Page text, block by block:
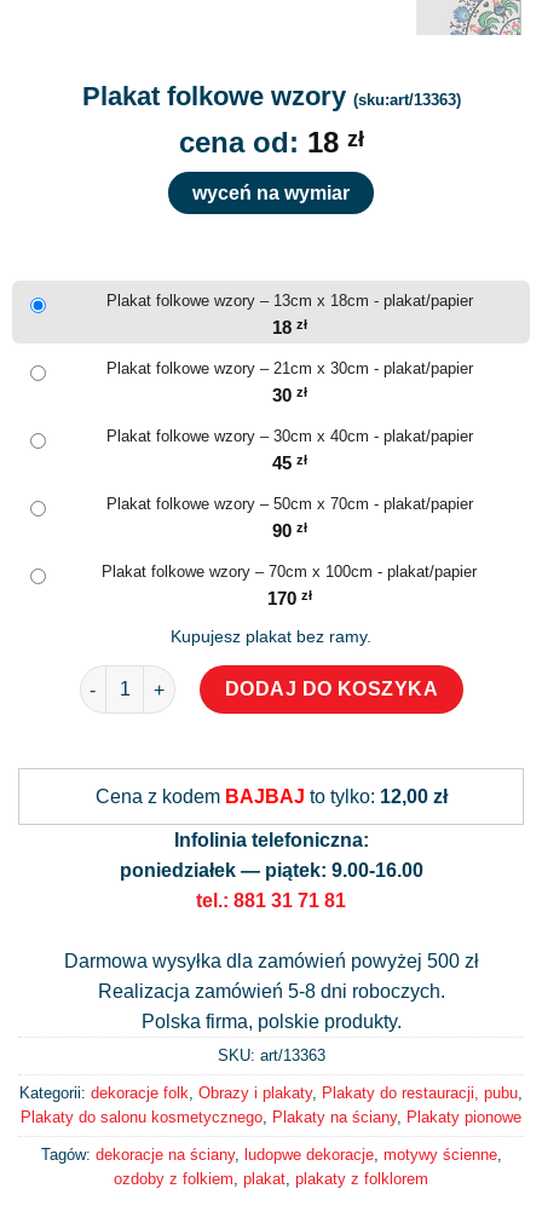
Plakat folkowe wzory (sku:art/13363)
cena od: 18 zł
wyceń na wymiar
Plakat folkowe wzory – 13cm x 18cm - plakat/papier
18 zł
Plakat folkowe wzory – 21cm x 30cm - plakat/papier
30 zł
Plakat folkowe wzory – 30cm x 40cm - plakat/papier
45 zł
Plakat folkowe wzory – 50cm x 70cm - plakat/papier
90 zł
Plakat folkowe wzory – 70cm x 100cm - plakat/papier
170 zł
Kupujesz plakat bez ramy.
ilość Plakat folkowe wzory
DODAJ DO KOSZYKA
Cena z kodem BAJBAJ to tylko: 12,00 zł
Infolinia telefoniczna:
poniedziałek — piątek: 9.00-16.00
tel.: 881 31 71 81
Darmowa wysyłka dla zamówień powyżej 500 zł
Realizacja zamówień 5-8 dni roboczych.
Polska firma, polskie produkty.
SKU: art/13363
Kategorii: dekoracje folk Obrazy i plakaty, Plakaty do restauracji, pubu
Plakaty do salonu kosmetycznego
Plakaty na ściany, Plakaty pionowe
Tagów: dekoracje na ściany, ludopwe dekoracje, motywy ścienne,
ozdoby z folkiem plakat plakaty z folklorem